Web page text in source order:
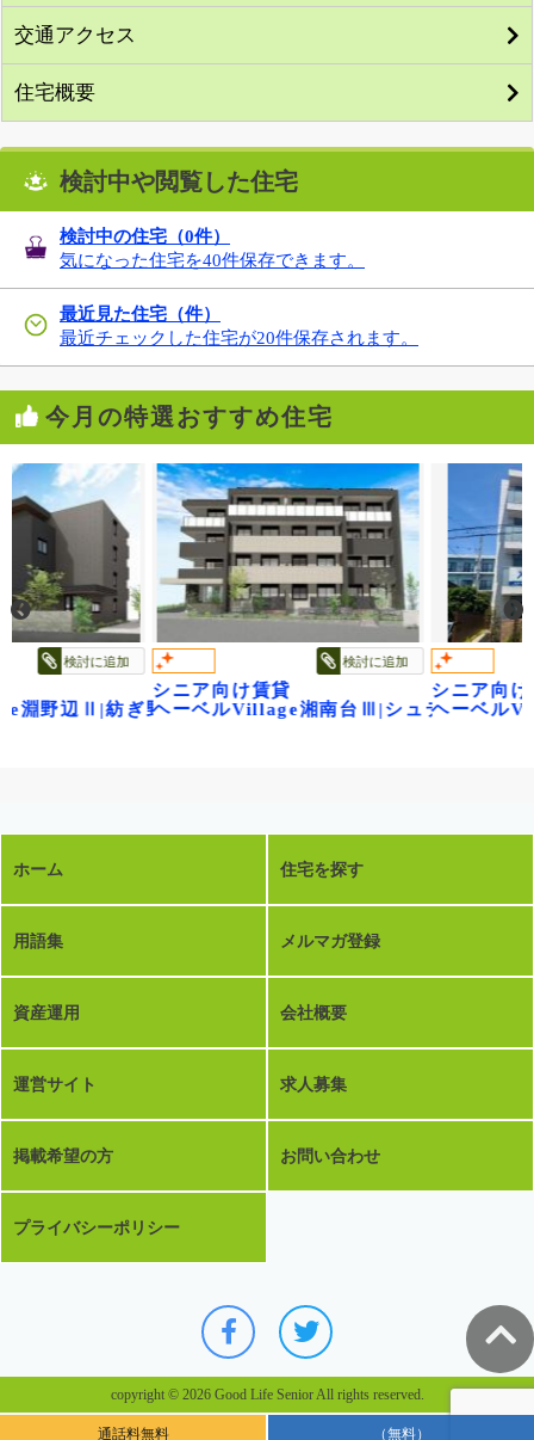
交通アクセス
住宅概要
検討中や閲覧した住宅
検討中の住宅（0件）
気になった住宅を40件保存できます。
最近見た住宅（件）
最近チェックした住宅が20件保存されます。
今月の特選おすすめ住宅
検討に追加
野辺Ⅱ|紡ぎ野
検討に追加
シニア向け賃貸
ヘーベルVillage湘南台Ⅲ|シュテルン湘南
シニア向け賃
ヘーベル
ホーム 住宅を探す
用語集 メルマガ登録
資産運用 会社概要
運営サイト 求人募集
掲載希望の方 お問い合わせ
プライバシーポリシー
copyright © 2026 Good Life Senior All rights reserved.
通話料無料 （無料）